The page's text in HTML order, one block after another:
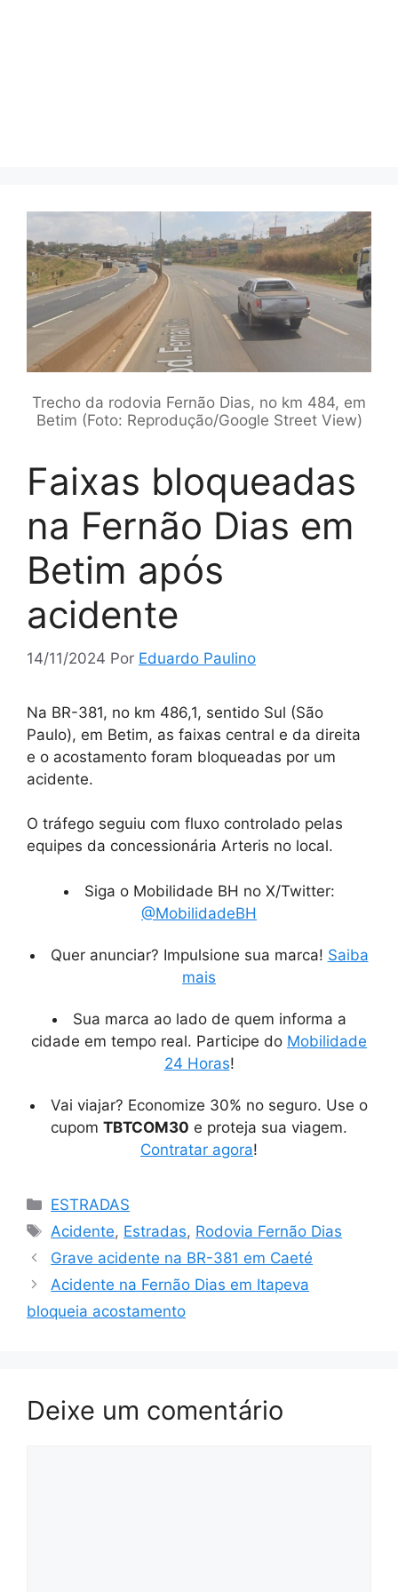
Trecho da rodovia Fernão Dias, no km 484, em
Betim (Foto: Reprodução/Google Street View)
Faixas bloqueadas
na Fernão Dias em
Betim após
acidente
14/11/2024 Por Eduardo Paulino
Na BR-381, no km 486,1, sentido Sul (São
Paulo), em Betim, as faixas central e da direita
e o acostamento foram bloqueadas por um
acidente.
O tráfego seguiu com fluxo controlado pelas
equipes da concessionária Arteris no local.
Siga o Mobilidade BH no X/Twitter:
@MobilidadeBH
Quer anunciar? Impulsione sua marca! Saiba
mais
Sua marca ao lado de quem informa a
cidade em tempo real. Participe do Mobilidade
24 Horas!
Vai viajar? Economize 30% no seguro. Use o
cupom TBTCOM30 e proteja sua viagem.
Contratar agora!
Categorias
ESTRADAS
Tags
Acidente, Estradas, Rodovia Fernão Dias
Grave acidente na BR-381 em Caeté
Acidente na Fernão Dias em Itapeva
bloqueia acostamento
Deixe um comentário